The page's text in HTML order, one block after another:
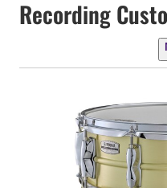
Recording